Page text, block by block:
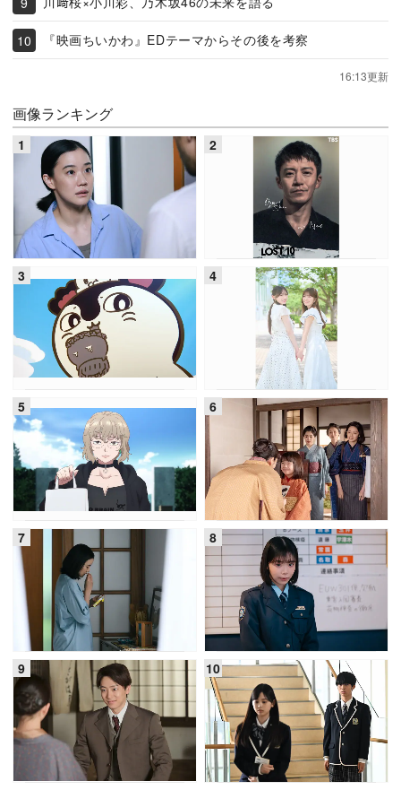
『映画ちいかわ』EDテーマからその後を考察
16:13更新
画像ランキング